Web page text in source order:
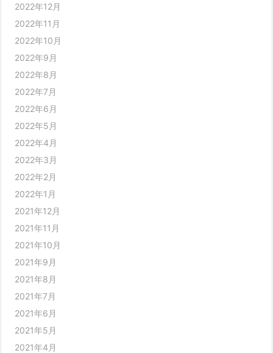
2022年12月
2022年11月
2022年10月
2022年9月
2022年8月
2022年7月
2022年6月
2022年5月
2022年4月
2022年3月
2022年2月
2022年1月
2021年12月
2021年11月
2021年10月
2021年9月
2021年8月
2021年7月
2021年6月
2021年5月
2021年4月